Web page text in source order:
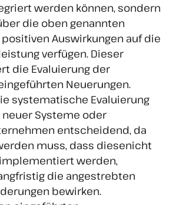
werden können, sondern
die oben genannten
Auswirkungen auf die
verfügen. Dieser
die Evaluierung der
Neuerungen.
systematische Evaluierung
Systeme oder
entscheidend, da
muss, dass diesenicht
werden,
die angestrebten
bewirken.